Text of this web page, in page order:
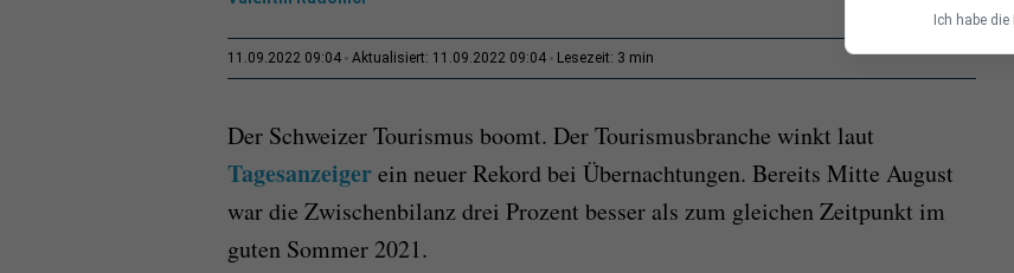
11.09.2022 09:04 Aktualisiert: 11.09.2022 09:04 Lesezeit: 3 min
Der Schweizer Tourismus boomt. Der Tourismusbranche winkt laut
Tagesanzeigerein neuer Rekord bei Übernachtungen. Bereits Mitte August
war die Zwischenbilanz drei Prozent besser als zum gleichen Zeitpunkt im
guten Sommer 2021.
Ich habe die